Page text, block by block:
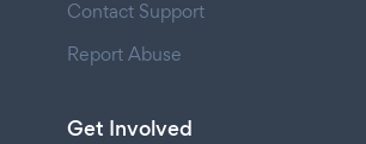
Contact Support
Report Abuse
Get Involved